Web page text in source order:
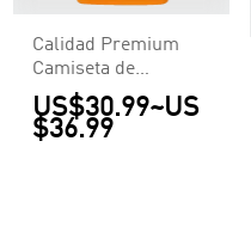
Calidad Premium
Camiseta de
McLaren F1 Racing
Team Set Up T-Shirt
Orange Hombre
US$30.99~US
$36.99